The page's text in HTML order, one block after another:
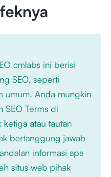
cmlabs ini berisi
SEO, seperti
umum. Anda mungkin
SEO Terms di
atau tautan
bertanggung jawab
informasi apa
situs web pihak